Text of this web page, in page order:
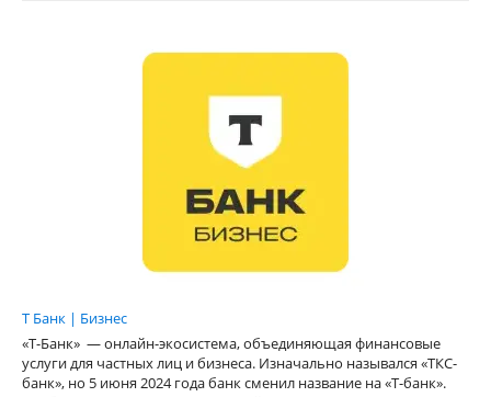
Т Банк | Бизнес
«Т-Банк» — онлайн-экосистема, объединяющая финансовые
услуги для частных лиц и бизнеса. Изначально назывался «ТКС-
банк», но 5 июня 2024 года банк сменил название на «Т-банк».